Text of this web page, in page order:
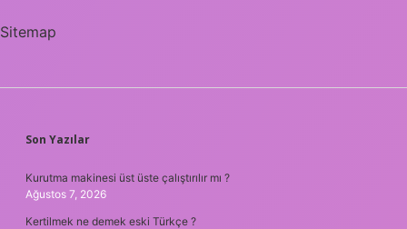
Sitemap
SIDEBAR
Son Yazılar
Kurutma makinesi üst üste çalıştırılır mı ?
Ağustos 7, 2026
Kertilmek ne demek eski Türkçe ?